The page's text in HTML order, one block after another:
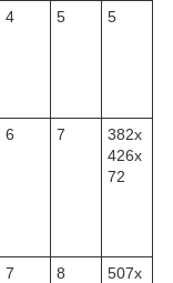
4 5 5
6 7
382x
426x
72
7 8
507x